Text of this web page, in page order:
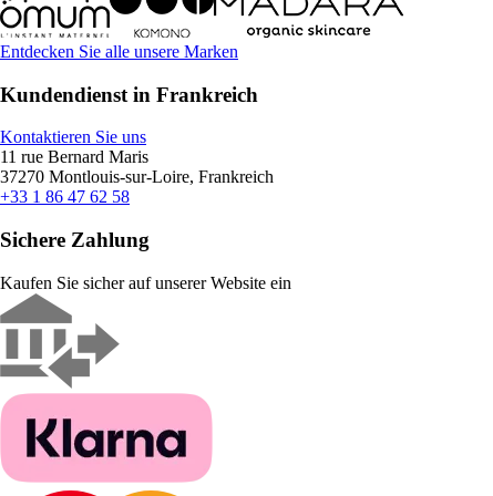
Entdecken Sie alle unsere Marken
Kundendienst in Frankreich
Kontaktieren Sie uns
11 rue Bernard Maris
37270 Montlouis-sur-Loire, Frankreich
+33 1 86 47 62 58
Sichere Zahlung
Kaufen Sie sicher auf unserer Website ein